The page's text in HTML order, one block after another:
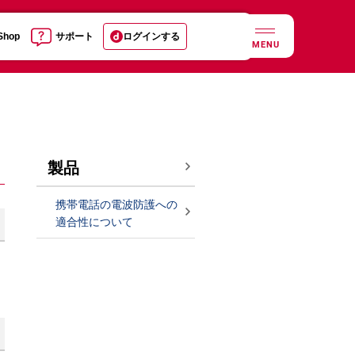
サポート ログインする
MENU
製品
携帯電話の電波防護への
適合性について